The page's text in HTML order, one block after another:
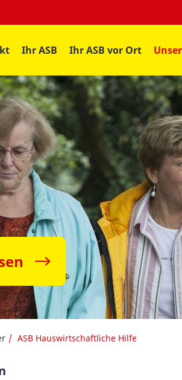
Ihr ASB Ihr ASB vor Ort
ASB Hauswirtschaftliche Hilfe